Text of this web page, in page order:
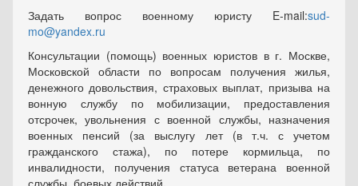
Задать вопрос военному юристу E-mail:sud-
mo@yandex.ru
Консультации (помощь) военных юристов в г. Москве,
Московской области по вопросам получения жилья,
денежного довольствия, страховых выплат, призыва на
вонную службу по мобилизации, предоставления
отсрочек, увольнения с военной службы, назначения
военных пенсий (за выслугу лет (в т.ч. с учетом
гражданского стажа), по потере кормильца, по
инвалидности, получения статуса ветерана военной
службы, боевых действий.